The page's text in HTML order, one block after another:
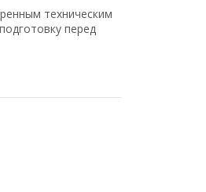
техническим
перед